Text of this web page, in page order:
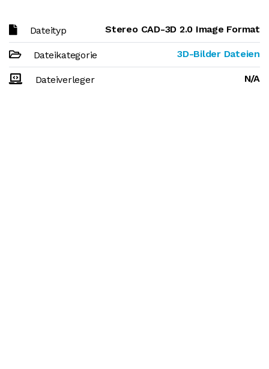
Dateityp Stereo CAD-3D 2.0 Image Format
Dateikategorie 3D-Bilder Dateien
Dateiverleger N/A